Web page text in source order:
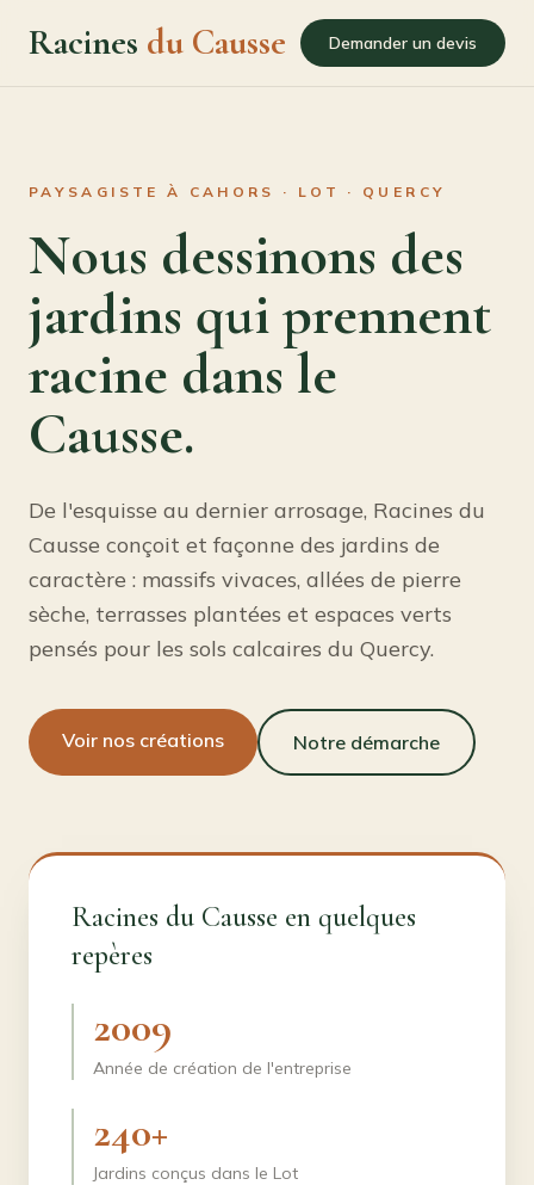
Racines du Causse Demander un devis
PAYSAGISTE À CAHORS · LOT · QUERCY
Nous dessinons des
jardins qui prennent
racine dans le
Causse.
De l'esquisse au dernier arrosage, Racines du
Causse conçoit et façonne des jardins de
caractère : massifs vivaces, allées de pierre
sèche, terrasses plantées et espaces verts
pensés pour les sols calcaires du Quercy.
Voir nos créations Notre démarche
Racines du Causse en quelques
repères
2009
Année de création de l'entreprise
240+
Jardins conçus dans le Lot